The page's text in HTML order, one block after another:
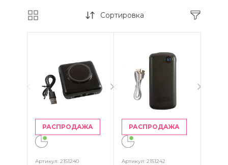
Сортировка
РАСПРОДАЖА
Артикул: 2151240
РАСПРОДАЖА
Артикул: 2151242